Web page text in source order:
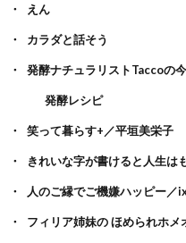
えん
カラダと話そう
発酵ナチュラリストTaccoの
発酵レシピ
笑って暮らす+／平垣美栄子
きれいな字が書けると人生は
人のご縁でご機嫌ハッピー／
フィリア姉妹の ほめられホメ